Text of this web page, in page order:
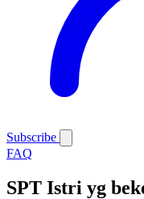
Subscribe
FAQ
SPT Istri yg